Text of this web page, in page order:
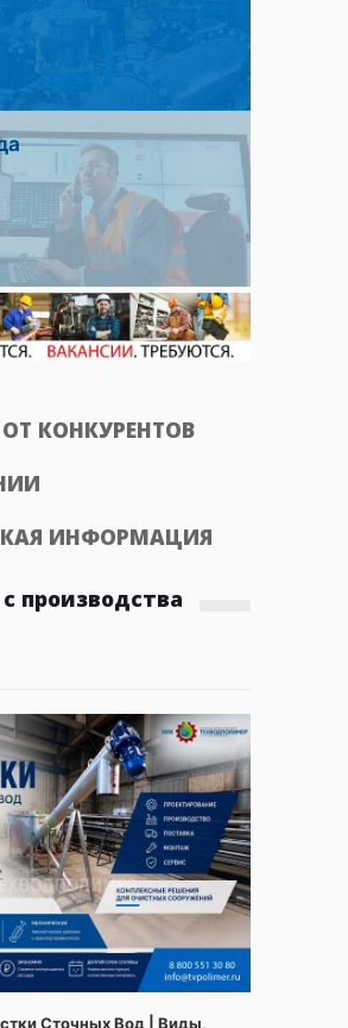
КОНКУРЕНТОВ
ИНФОРМАЦИЯ
производства
Сточных Вод | Виды,